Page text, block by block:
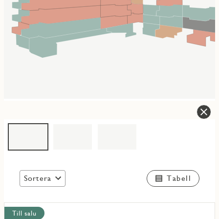
Sortera Tabell
Visa
Till salu